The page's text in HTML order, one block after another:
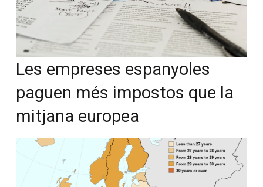
Les empreses espanyoles
paguen més impostos que la
mitjana europea